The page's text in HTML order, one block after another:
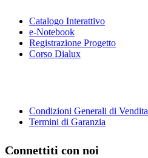
Catalogo Interattivo
e-Notebook
Registrazione Progetto
Corso Dialux
Condizioni Generali di Vendita
Termini di Garanzia
Connettiti con noi